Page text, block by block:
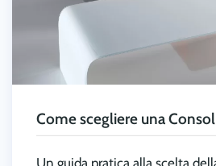
Come scegliere una
Un guida pratica alla scelta